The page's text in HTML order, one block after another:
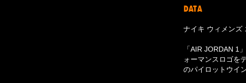
DATA
ナイキ ウィメンズ
「AIR JORDAN 1
ォーマンスロゴを
のパイロットウイ